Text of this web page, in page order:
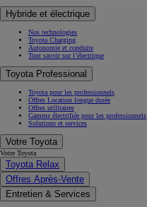
Hybride et électrique
Nos technologies
Toyota Charging
Autonomie et conduite
Tout savoir sur l’électrique
Toyota Professional
Toyota pour les professionnels
Offres Location longue durée
Offres utilitaires
Gamme électrifiée pour les professionnels
Solutions et services
Votre Toyota
Votre Toyota
Toyota Relax
Offres Après-Vente
Entretien & Services